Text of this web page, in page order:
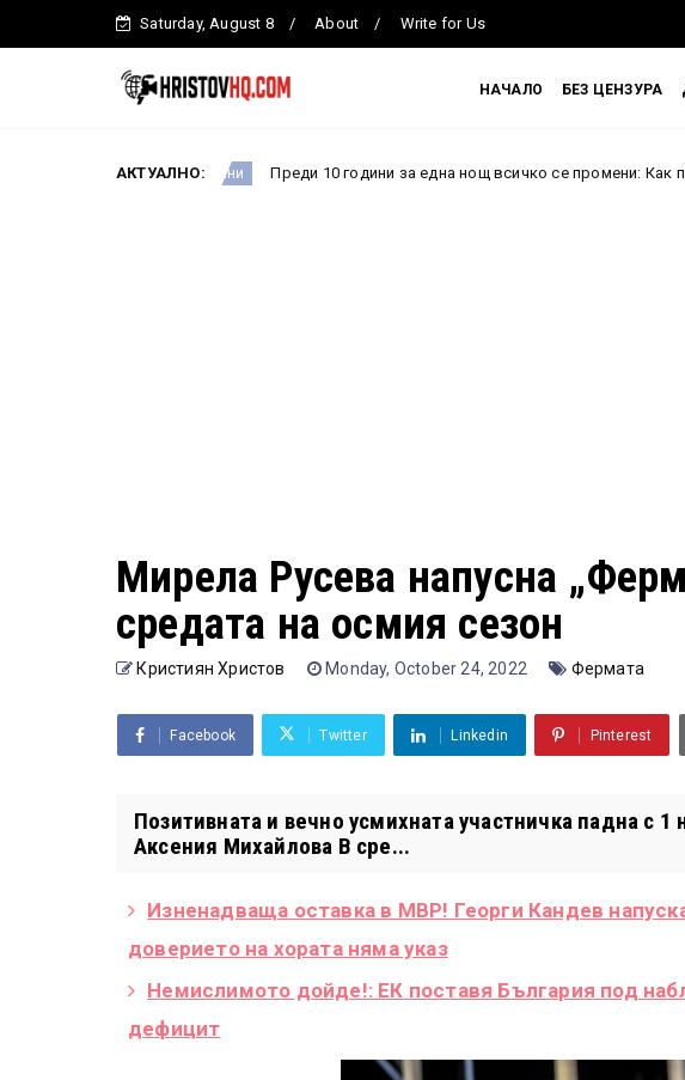
Saturday, August 8 About Write for Us
НАЧАЛО БЕЗ ЦЕНЗУРА
АКТУАЛНО:
Преди 10 години за една нощ всичко се промени: Как проваленият
Мирела Русева напусна
средата на осмия сезон
Кристиян Христов Monday, October 24, 2022 Фермата
Facebook Twitter Linkedin Pinterest
Позитивната и вечно усмихната участничка падна с
Аксения Михайлова В сре...
Изненадваща оставка в МВР! Георги Кандев
доверието на хората няма указ
Немислимото дойде!: ЕК поставя България под
дефицит